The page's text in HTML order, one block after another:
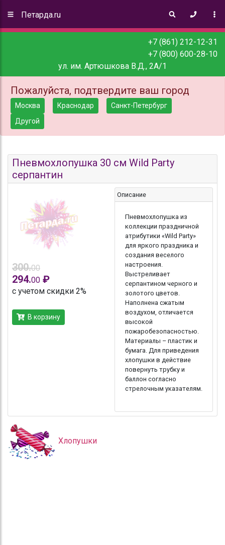
Петарда.ru
+7 (861) 212-12-31
+7 (800) 600-28-10
ул. им. Артюшкова В.Д., 2А/1
Пожалуйста, подтвердите ваш город
Москва Краснодар
Санкт-Петербург
Другой
Пневмохлопушка 30 см Wild Party
серпантин
300.00
294.00 ₽
с учетом скидки 2%
В корзину
Описание
Пневмохлопушка из
коллекции праздничной
атрибутики «Wild Party»
для яркого праздника и
создания веселого
настроения.
Выстреливает
серпантином черного и
золотого цветов.
Наполнена сжатым
воздухом, отличается
высокой
пожаробезопасностью.
Материалы – пластик и
бумага. Для приведения
хлопушки в действие
повернуть трубку и
баллон согласно
стрелочным указателям.
Хлопушки